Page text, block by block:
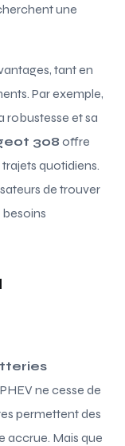
une
tant en
Par exemple,
robustesse et sa
308 offre
quotidiens.
de trouver
ne cesse de
permettent des
accrue. Mais que